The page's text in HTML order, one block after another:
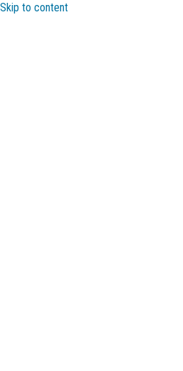
Skip to content